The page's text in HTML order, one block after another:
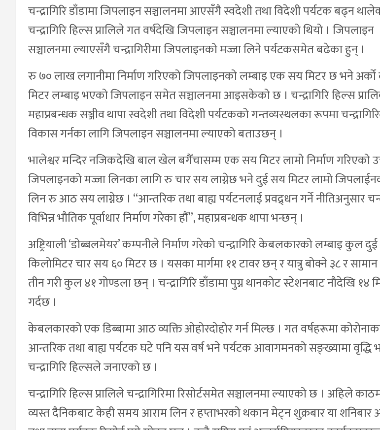
चन्द्रागिरि डाँडामा जिपलाइन सञ्चालनमा आएसँगै स्वदेशी तथा विदेशी पर्यटक बढ्न
चन्द्रागिरि हिल्स प्रालिले गत वर्षदेखि जिपलाइन सञ्चालनमा ल्याएको थियो । जिपलाइन
सञ्चालनमा ल्याएसँगै चन्द्रागिरीमा जिपलाइनको मज्जा लिने पर्यटकसमेत बढेका हुन् ।
रु ७० लाख लगानीमा निर्माण गरिएको जिपलाइनको लम्बाइ एक सय मिटर छ भने
मिटर लम्बाइ भएको जिपलाइन समेत सञ्चालनमा आइसकेको छ । चन्द्रागिरि हिल्स
महाप्रबन्धक सञ्जीव थापा स्वदेशी तथा विदेशी पर्यटकको गन्तव्यस्थलका रूपमा
विकास गर्नका लागि जिपलाइन सञ्चालनमा ल्याएको बताउछन् ।
भालेश्वर मन्दिर नजिकदेखि बाल खेल बगैँचासम्म एक सय मिटर लामो निर्माण गरिएको
जिपलाइनको मज्जा लिनका लागि रु चार सय लाग्नेछ भने दुई सय मिटर लामो
लिन रु आठ सय लाग्नेछ । “आन्तरिक तथा बाह्य पर्यटनलाई प्रवद्र्धन गर्ने नीतिअनुसार
विभिन्न भौतिक पूर्वाधार निर्माण गरेका हौँ”, महाप्रबन्धक थापा भन्छन् ।
अष्ट्रियाली ‘डोब्बलमेयर’ कम्पनीले निर्माण गरेको चन्द्रागिरि केबलकारको लम्बाइ कुल दुई
किलोमिटर चार सय ६० मिटर छ । यसका मार्गमा ११ टावर छन् र यात्रु बोक्ने ३८ र
तीन गरी कुल ४१ गोण्डला छन् । चन्द्रागिरि डाँडामा पुग्न थानकोट स्टेशनबाट नौदेखि १४
गर्दछ ।
केबलकारको एक डिब्बामा आठ व्यक्ति ओहोरदोहोर गर्न मिल्छ । गत वर्षहरूमा
आन्तरिक तथा बाह्य पर्यटक घटे पनि यस वर्ष भने पर्यटक आवागमनको सङ्ख्यामा वृद्धि
चन्द्रागिरि हिल्सले जनाएको छ ।
चन्द्रागिरि हिल्स प्रालिले चन्द्रागिरिमा रिसोर्टसमेत सञ्चालनमा ल्याएको छ । अहिले
व्यस्त दैनिकबाट केही समय आराम लिन र हप्ताभरको थकान मेट्न शुक्रबार या शनिबार